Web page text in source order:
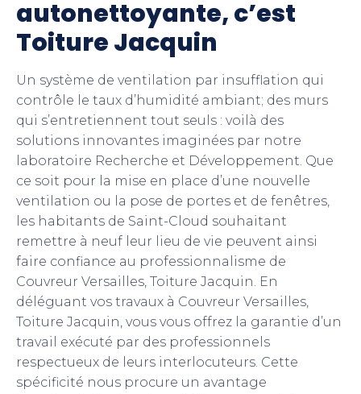
autonettoyante, c’est
Toiture Jacquin
Un système de ventilation par insufflation qui
contrôle le taux d’humidité ambiant; des murs
qui s’entretiennent tout seuls : voilà des
solutions innovantes imaginées par notre
laboratoire Recherche et Développement. Que
ce soit pour la mise en place d’une nouvelle
ventilation ou la pose de portes et de fenêtres,
les habitants de Saint-Cloud souhaitant
remettre à neuf leur lieu de vie peuvent ainsi
faire confiance au professionnalisme de
Couvreur Versailles, Toiture Jacquin. En
déléguant vos travaux à Couvreur Versailles,
Toiture Jacquin, vous vous offrez la garantie d’un
travail exécuté par des professionnels
respectueux de leurs interlocuteurs. Cette
spécificité nous procure un avantage